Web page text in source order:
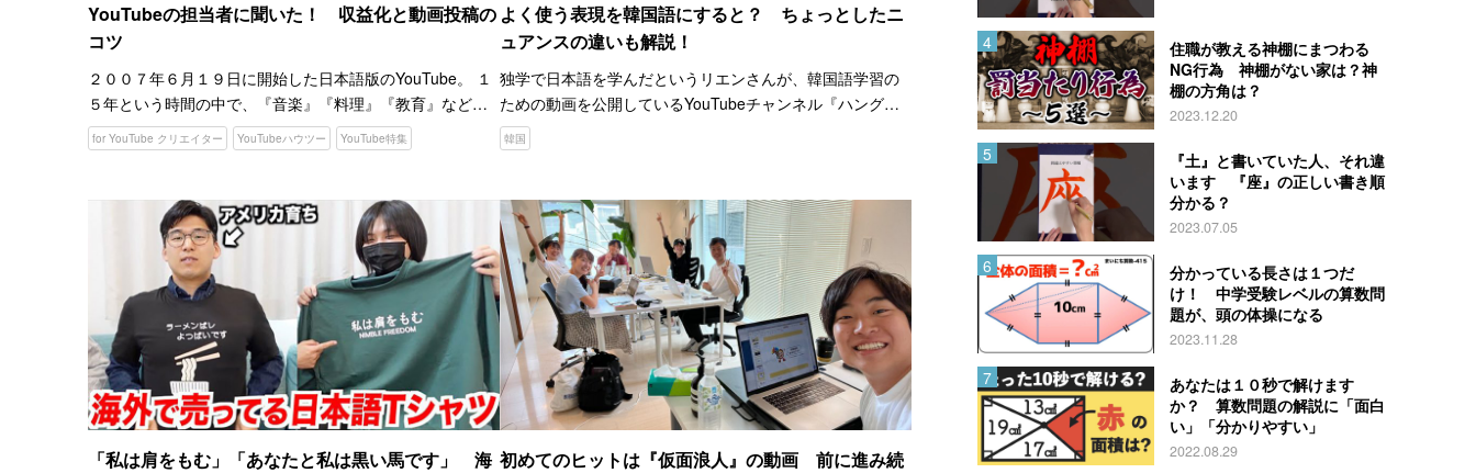
YouTubeの担当者に聞いた！ 収益化と動画投稿の
コツ
２００７年６月１９日に開始した日本語版のYouTube。 １
５年という時間の中で、『音楽』『料理』『教育』など、
さまざまな種類の動画が投稿され、『YouTuber』と呼ばれ
る個人やグループも誕生しました。 また、YouT…
for YouTube クリエイター YouTubeハウツー YouTube特集
よく使う表現を韓国語にすると？ ちょっとしたニ
ュアンスの違いも解説！
独学で日本語を学んだというリエンさんが、韓国語学習の
ための動画を公開しているYouTubeチャンネル『ハングル
にハングリーリエン』。 リエンさんは普段は会社員として
働いており、その合間にYouTubeへの動画投稿や個人・…
韓国
「私は肩をもむ」「あなたと私は黒い馬です」 海 初めてのヒットは『仮面浪人』の動画 前に進み続
く！ 中学受験算数の難問にチ
ャレンジしよう
2023.06.29
い」「分かりやすい」
2022.08.29
住職が教える神棚にまつわる
NG行為 神棚がない家は？神
棚の方角は？
2023.12.20
あの日本企業の『英語の発音』
は？ 「パナソニックがかっこ
よすぎ」の声
2023.05.24
住職が教える神棚にまつわる
NG行為 神棚がない家は？神
棚の方角は？
2023.12.20
『土』と書いていた人、それ違
います 『座』の正しい書き順
分かる？
2023.07.05
分かっている長さは１つだ
け！ 中学受験レベルの算数問
題が、頭の体操になる
2023.11.28
あなたは１０秒で解けます
か？ 算数問題の解説に「面白
い」「分かりやすい」
2022.08.29